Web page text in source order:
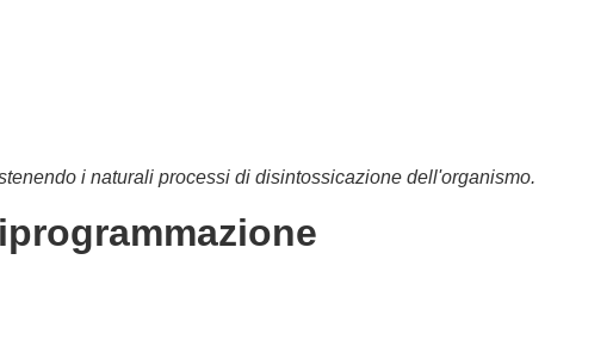
i naturali processi di disintossicazione dell'organismo.